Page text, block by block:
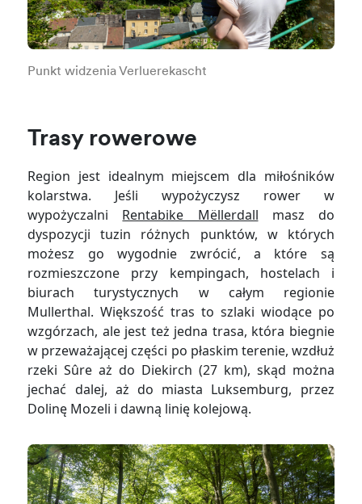
Punkt widzenia Verluerekascht
Trasy rowerowe
Region jest idealnym miejscem dla miłośników
kolarstwa. Jeśli wypożyczysz rower w
wypożyczalni Rentabike Mëllerdall masz do
dyspozycji tuzin różnych punktów, w których
możesz go wygodnie zwrócić, a które są
rozmieszczone przy kempingach, hostelach i
biurach turystycznych w całym regionie
Mullerthal. Większość tras to szlaki wiodące po
wzgórzach, ale jest też jedna trasa, która biegnie
w przeważającej części po płaskim terenie, wzdłuż
rzeki Sûre aż do Diekirch (27 km), skąd można
jechać dalej, aż do miasta Luksemburg, przez
Dolinę Mozeli i dawną linię kolejową.